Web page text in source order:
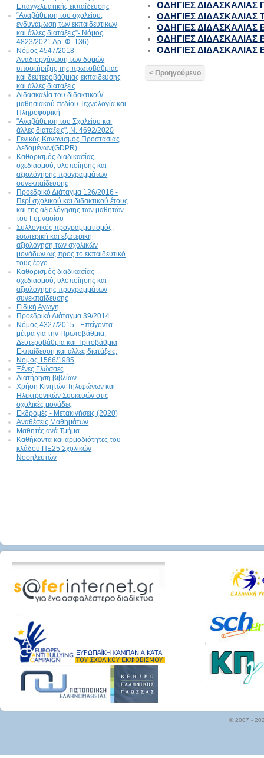
Επαγγελματικής εκπαίδευσης
“Αναβάθμιση του σχολείου,
ενδυνάμωση των εκπαιδευτικών
και άλλες διατάξεις”- Νόμος
4823/2021 Αρ. Φ. 136)
Νόμος 4547/2018 -
Αναδιοργάνωση των δομών
υποστήριξης της πρωτοβάθμιας
και δευτεροβάθμιας εκπαίδευσης
και άλλες διατάξεις
Διδασκαλία του διδακτικού/
μαθησιακού πεδίου Τεχνολογία και
Πληροφορική
"Αναβάθμιση του Σχολείου και
άλλες διατάξεις", N. 4692/2020
Γενικός Κανονισμός Προστασίας
Δεδομένων(GDPR)
Καθορισμός διαδικασίας
σχεδιασμού, υλοποίησης και
αξιολόγησης προγραμμάτων
συνεκπαίδευσης
Προεδρικό Διάταγμα 126/2016 -
Περί σχολικού και διδακτικού έτους
και της αξιολόγησης των μαθητών
του Γυμνασίου
Συλλογικός προγραμματισμός,
εσωτερική και εξωτερική
αξιολόγηση των σχολικών
μονάδων ως προς το εκπαιδευτικό
τους έργο
Καθορισμός διαδικασίας
σχεδιασμού, υλοποίησης και
αξιολόγησης προγραμμάτων
συνεκπαίδευσης
Ειδική Αγωγή
Προεδρικό Διάταγμα 39/2014
Νόμος 4327/2015 - Επείγοντα
μέτρα για την Πρωτοβάθμια,
Δευτεροβάθμια και Τριτοβάθμια
Εκπαίδευση και άλλες διατάξεις.
Νόμος 1566/1985
Ξένες Γλώσσες
Διατήρηση βιβλίων
Χρήση Κινητών Τηλεφώνων και
Ηλεκτρονικών Συσκευών στις
σχολικές μονάδες
Εκδρομές - Μετακινήσεις (2020)
Αναθέσεις Μαθημάτων
Μαθητές ανά Τμήμα
Καθήκοντα και αρμοδιότητες του
κλάδου ΠΕ25 Σχολικών
Νοσηλευτών
ΟΔΗΓΙΕΣ ΔΙΔΑΣΚΑΛΙΑΣ
ΟΔΗΓΙΕΣ
ΟΔΗΓΙΕΣ ΔΙΔΑΣΚΑΛΙΑΣ
ΟΔΗΓΙΕΣ ΔΙΔΑΣΚΑΛΙΑΣ
ΟΔΗΓΙΕΣ ΔΙΔΑΣΚΑΛΙΑΣ
< Προηγούμενο
© 2007 -